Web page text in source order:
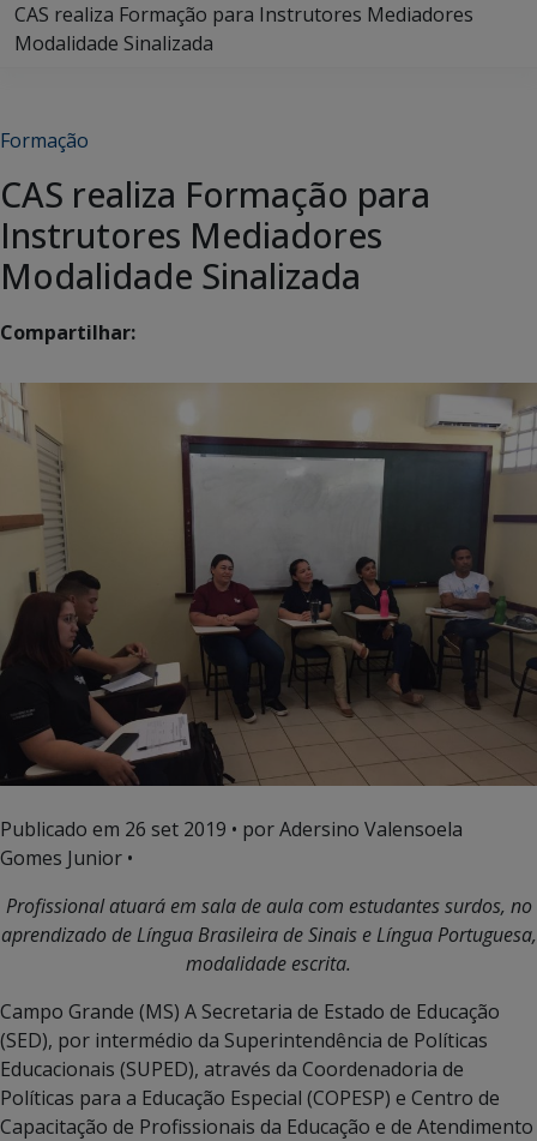
CAS realiza Formação para Instrutores Mediadores
Modalidade Sinalizada
Formação
CAS realiza Formação para
Instrutores Mediadores
Modalidade Sinalizada
Compartilhar:
Publicado em 26 set 2019 • por Adersino Valensoela
Gomes Junior •
Profissional atuará em sala de aula com estudantes surdos, no
aprendizado de Língua Brasileira de Sinais e Língua Portuguesa,
modalidade escrita.
Campo Grande (MS) A Secretaria de Estado de Educação
(SED), por intermédio da Superintendência de Políticas
Educacionais (SUPED), através da Coordenadoria de
Políticas para a Educação Especial (COPESP) e Centro de
Capacitação de Profissionais da Educação e de Atendimento